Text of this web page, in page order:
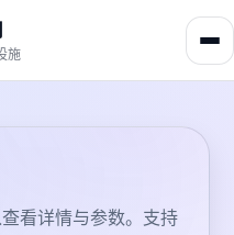
施
看详情与参数。支持